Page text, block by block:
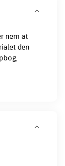
nem at
den